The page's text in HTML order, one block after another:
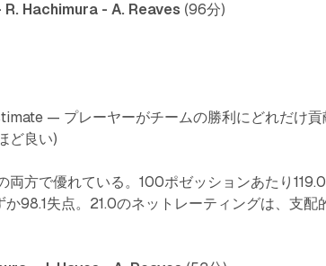
Hachimura - A. Reaves (96分)
— プレーヤーがチームの勝利にどれだけ貢
ど良い)
両方で優れている。100ポゼッションあたり
98.1失点。21.0のネットレーティングは、支配